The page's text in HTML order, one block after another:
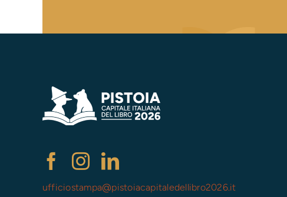
ufficiostampa@pistoiacapitaledellibro2026.it